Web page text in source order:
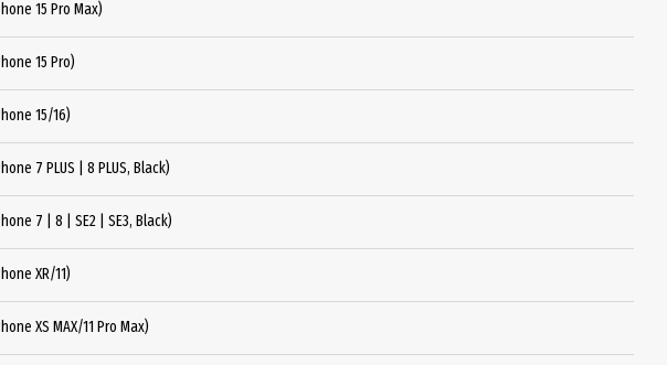
15 Pro Max)
15 Pro)
15/16)
7 PLUS | 8 PLUS, Black)
7 | 8 | SE2 | SE3, Black)
XR/11)
XS MAX/11 Pro Max)